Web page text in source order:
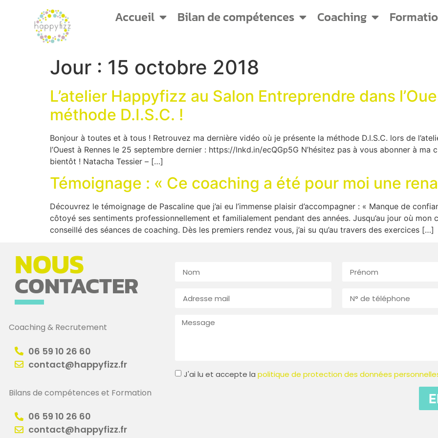
Accueil Bilan de compétences Coaching
Jour : 15 octobre 2018
L’atelier Happyfizz au Salon Entreprendre dans
méthode D.I.S.C. !
Bonjour à toutes et à tous ! Retrouvez ma dernière vidéo où je présente la méthode D.I.S.C. lors de
l’Ouest à Rennes le 25 septembre dernier : https://lnkd.in/ecQGp5G N’hésitez pas à vous abonner à
bientôt ! Natacha Tessier – […]
Témoignage : « Ce coaching a été pour moi une
Découvrez le témoignage de Pascaline que j’ai eu l’immense plaisir d’accompagner : « Manque de
côtoyé ses sentiments professionnellement et familialement pendant des années. Jusqu’au jour où mon
conseillé des séances de coaching. Dès les premiers rendez vous, j’ai su qu’au travers des exercices […]
NOUS
CONTACTER
Coaching & Recrutement
06 59 10 26 60
contact@happyfizz.fr
Bilans de compétences et Formation
06 59 10 26 60
contact@happyfizz.fr
J'ai lu et accepte lapolitique de protection des données